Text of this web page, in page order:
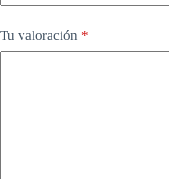
Tu valoración *